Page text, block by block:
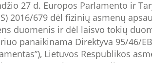
27 d. Europos Parlamento ir
2016/679 dėl fizinių asmenų
duomenis ir dėl laisvo tokių
panaikinama Direktyva 95/46/EB
Lietuvos Respublikos